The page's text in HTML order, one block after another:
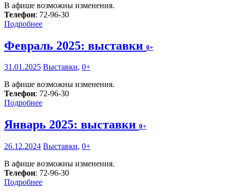
В афише возможны изменения.
Телефон: 72-96-30
Подробнее
Февраль 2025: выставки 0+
31.01.2025 Выставки, 0+
В афише возможны изменения.
Телефон: 72-96-30
Подробнее
Январь 2025: выставки 0+
26.12.2024 Выставки, 0+
В афише возможны изменения.
Телефон: 72-96-30
Подробнее